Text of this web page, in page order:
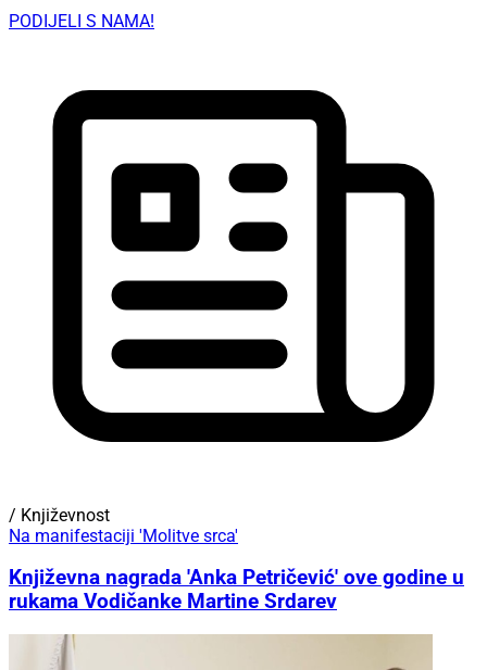
PODIJELI S NAMA!
/ Književnost
Na manifestaciji 'Molitve srca'
Književna nagrada 'Anka Petričević' ove godine u
rukama Vodičanke Martine Srdarev